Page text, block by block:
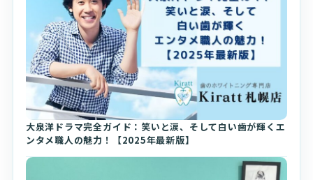
大泉洋ドラマ完全ガイド：笑いと涙、そして白い歯が輝くエ
ンタメ職人の魅力！【2025年最新版】